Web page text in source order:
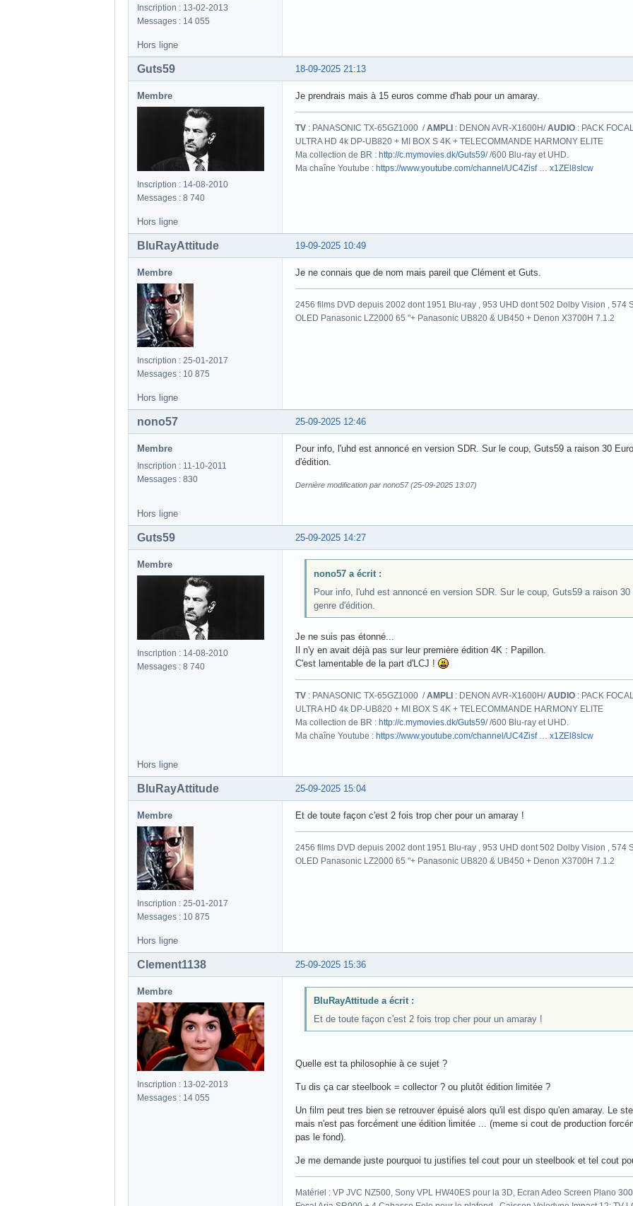
Inscription : 13-02-2013
Messages : 14 055
Hors ligne
18-09-2025 21:13
Guts59
Membre
Inscription : 14-08-2010
Messages : 8 740
Je prendrais mais à 15 euros comme d'hab pour un amaray.
TV : PANASONIC TX-65GZ1000 /AMPLI : DENON AVR-X1600H/AUDIO : PACK
ULTRA HD 4k DP-UB820 + MI BOX S 4K + TELECOMMANDE HARMONY ELITE
Ma collection de BR : http://c.mymovies.dk/Guts59//600 Blu-ray et UHD.
Ma chaîne Youtube : https://www.youtube.com/channel/UC4Zisf … x1ZEl8slcw
Hors ligne
19-09-2025 10:49
BluRayAttitude
Membre
Inscription : 25-01-2017
Messages : 10 875
Je ne connais que de nom mais pareil que Clément et Guts.
2456 films DVD depuis 2002 dont 1951 Blu-ray , 953 UHD dont 502 Dolby Vision , 574
OLED Panasonic LZ2000 65 "+ Panasonic UB820 & UB450 + Denon X3700H 7.1.2
Hors ligne
25-09-2025 12:46
nono57
Membre
Inscription : 11-10-2011
Messages : 830
Pour info, l'uhd est annoncé en version SDR. Sur le coup, Guts59 a raison 30
d'édition.
Dernière modification par nono57 (25-09-2025 13:07)
Hors ligne
25-09-2025 14:27
Guts59
Membre
Inscription : 14-08-2010
Messages : 8 740
nono57 a écrit :
Pour info, l'uhd est annoncé en version SDR. Sur le coup, Guts59 a raison
genre d'édition.
Je ne suis pas étonné...
Il n'y en avait déjà pas sur leur première édition 4K : Papillon.
C'est lamentable de la part d'LCJ !
TV : PANASONIC TX-65GZ1000 /AMPLI : DENON AVR-X1600H/AUDIO : PACK
ULTRA HD 4k DP-UB820 + MI BOX S 4K + TELECOMMANDE HARMONY ELITE
Ma collection de BR : http://c.mymovies.dk/Guts59//600 Blu-ray et UHD.
Ma chaîne Youtube : https://www.youtube.com/channel/UC4Zisf … x1ZEl8slcw
Hors ligne
25-09-2025 15:04
BluRayAttitude
Membre
Inscription : 25-01-2017
Messages : 10 875
Et de toute façon c'est 2 fois trop cher pour un amaray !
2456 films DVD depuis 2002 dont 1951 Blu-ray , 953 UHD dont 502 Dolby Vision , 574
OLED Panasonic LZ2000 65 "+ Panasonic UB820 & UB450 + Denon X3700H 7.1.2
Hors ligne
25-09-2025 15:36
Clement1138
Membre
Inscription : 13-02-2013
Messages : 14 055
BluRayAttitude a écrit :
Et de toute façon c'est 2 fois trop cher pour un amaray !
Quelle est ta philosophie à ce sujet ?
Tu dis ça car steelbook = collector ? ou plutôt édition limitée ?
Un film peut tres bien se retrouver épuisé alors qu'il est dispo qu'en amaray. Le
mais n'est pas forcément une édition limitée ... (meme si cout de production
pas le fond).
Je me demande juste pourquoi tu justifies tel cout pour un steelbook et tel cout
Matériel : VP JVC NZ500, Sony VPL HW40ES pour la 3D, Ecran Adeo Screen Plano